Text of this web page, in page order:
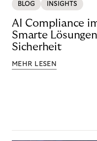
BLOG INSIGHTS
AI Compliance
Smarte
Sicherheit
MEHR LESEN